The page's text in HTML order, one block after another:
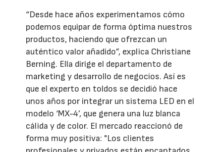
“Desde hace años experimentamos cómo
podemos equipar de forma óptima nuestros
productos, haciendo que ofrezcan un
auténtico valor añadido”, explica Christiane
Berning. Ella dirige el departamento de
marketing y desarrollo de negocios. Así es
que el experto en toldos se decidió hace
unos años por integrar un sistema LED en el
modelo ‘MX-4’, que genera una luz blanca
cálida y de color. El mercado reaccionó de
forma muy positiva: "Los clientes